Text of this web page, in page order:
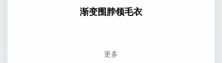
渐变围脖领毛衣
更多